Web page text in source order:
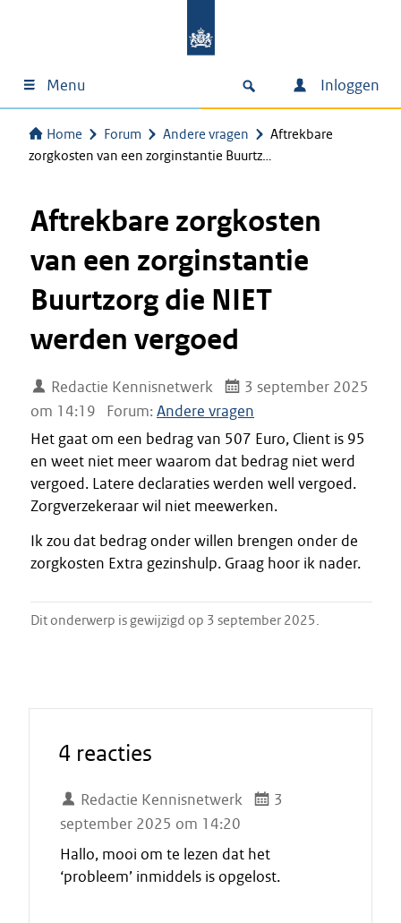
Menu Inloggen
Home Forum Andere vragen
Aftrekbare
zorgkosten van een zorginstantie Buurtz…
Aftrekbare zorgkosten
van een zorginstantie
Buurtzorg die NIET
werden vergoed
Redactie Kennisnetwerk
3 september 2025
om 14:19
Forum: Andere vragen
Het gaat om een bedrag van 507 Euro, Client is 95
en weet niet meer waarom dat bedrag niet werd
vergoed. Latere declaraties werden well vergoed.
Zorgverzekeraar wil niet meewerken.
Ik zou dat bedrag onder willen brengen onder de
zorgkosten Extra gezinshulp. Graag hoor ik nader.
Dit onderwerp is gewijzigd op 3 september 2025.
4 reacties
Redactie Kennisnetwerk
3
september 2025 om 14:20
Hallo, mooi om te lezen dat het
‘probleem’ inmiddels is opgelost.